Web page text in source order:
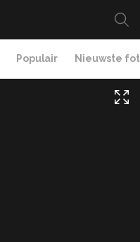
Populair Nieuwste